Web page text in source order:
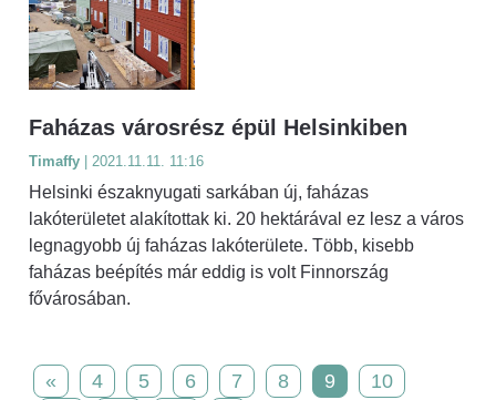
Faházas városrész épül Helsinkiben
Timaffy | 2021.11.11. 11:16
Helsinki északnyugati sarkában új, faházas
lakóterületet alakítottak ki. 20 hektárával ez lesz a város
legnagyobb új faházas lakóterülete. Több, kisebb
faházas beépítés már eddig is volt Finnország
fővárosában.
« 4 5 6 7 8 9
10